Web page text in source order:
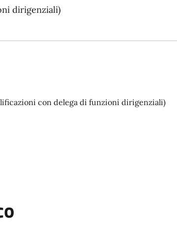
dirigenziali)
con delega di funzioni dirigenziali)